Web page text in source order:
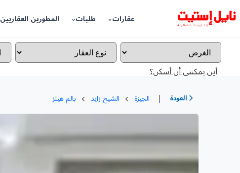
عقارات طلبات المطورين العقاريين
أين يمكننى أن أسكن؟
العودة | الجيزة الشيخ زايد بالم هيلز